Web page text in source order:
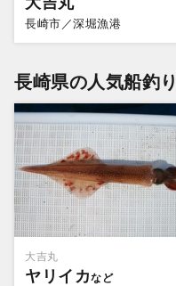
長崎市／深堀漁港
長崎県の人気船釣
大吉丸
ヤリイカ